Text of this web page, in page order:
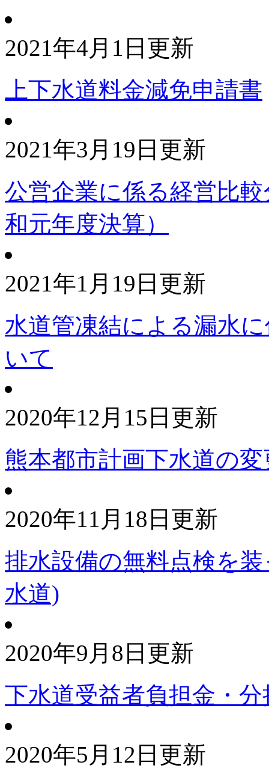
2021年4月1日更新
上下水道料金減免申請書
2021年3月19日更新
公営企業に係る経営比
和元年度決算）
2021年1月19日更新
水道管凍結による漏水
いて
2020年12月15日更新
熊本都市計画下水道の
2020年11月18日更新
排水設備の無料点検を
水道)
2020年9月8日更新
下水道受益者負担金・
2020年5月12日更新